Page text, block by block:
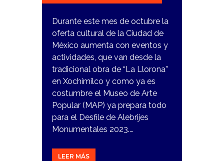
Durante este mes de octubre la
oferta cultural de la Ciudad de
México aumenta con eventos y
actividades, que van desde la
tradicional obra de “La Llorona”
en Xochimilco y como ya es
costumbre el Museo de Arte
Popular (MAP) ya prepara todo
para el Desfile de Alebrijes
Monumentales 2023.…
LEER MÁS